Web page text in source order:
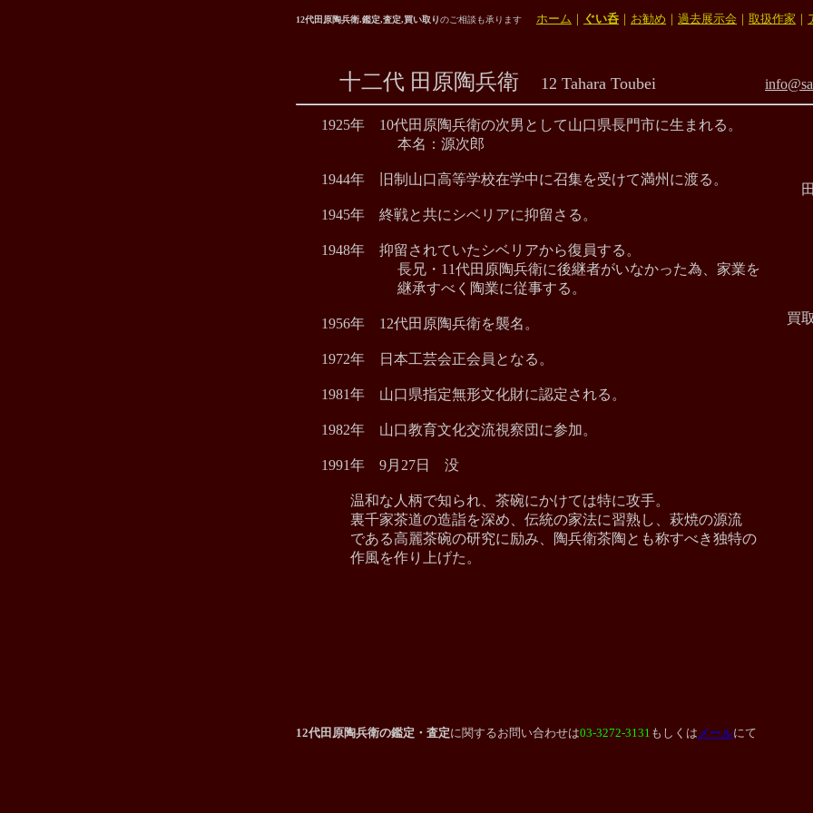
12代田原陶兵衛.鑑定,査定,買い取りのご相談も承ります ホーム ｜ ぐい呑 ｜ お勧め ｜ 過去展示会 ｜ 取扱作家 ｜
十二代 田原陶兵衛 12 Tahara Toubei
1925年 10代田原陶兵衛の次男として山口県長門市に生まれる。
本名：源次郎
1944年 旧制山口高等学校在学中に召集を受けて満州に渡る。
1945年 終戦と共にシベリアに抑留さる。
1948年 抑留されていたシベリアから復員する。
長兄・11代田原陶兵衛に後継者がいなかった為、家業を
継承すべく陶業に従事する。
1956年 12代田原陶兵衛を襲名。
1972年 日本工芸会正会員となる。
1981年 山口県指定無形文化財に認定される。
1982年 山口教育文化交流視察団に参加。
1991年 9月27日 没
温和な人柄で知られ、茶碗にかけては特に攻手。
裏千家茶道の造詣を深め、伝統の家法に習熟し、萩焼の源流
である高麗茶碗の研究に励み、陶兵衛茶陶とも称すべき独特の
作風を作り上げた。
田
買
12代田原陶兵衛の鑑定・査定に関するお問い合わせは03-3272-3131 もしくは メールにて